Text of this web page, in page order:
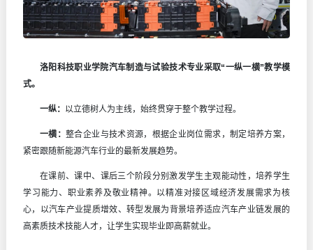
洛阳科技职业学院汽车制造与试验技术专业采取“一纵一横”教学模
式。
一纵： 以立德树人为主线，始终贯穿于整个教学过程。
一横：整合企业与技术资源，根据企业岗位需求，制定培养方案，
紧密跟随新能源汽车行业的最新发展趋势。
在课前、课中、课后三个阶段分别激发学生主观能动性，培养学生
学习能力、职业素养及敬业精神。以精准对接区域经济发展需求为核
心，以汽车产业提质增效、转型发展为背景培养适应汽车产业链发展的
高素质技术技能人才，让学生实现毕业即高薪就业。